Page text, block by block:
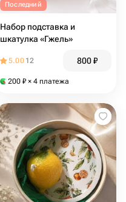
Последний
Набор подставка и
шкатулка «Гжель»
5.00 12 800₽
200 ₽ × 4 платежа